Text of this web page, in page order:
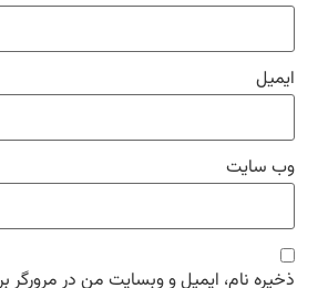
ایمیل
وب‌ سایت
ذخیره نام، ایمیل و وبسایت من در مرورگر